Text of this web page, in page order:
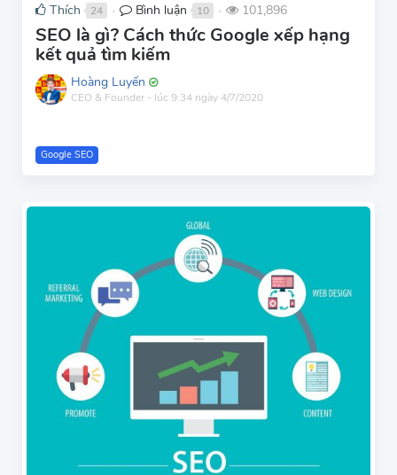
Thích 24 ● Bình luận 10 ● 101,896
SEO là gì? Cách thức Google xếp hạng
kết quả tìm kiếm
Hoàng Luyến
CEO & Founder - lúc 9:34 ngày 4/7/2020
Google SEO